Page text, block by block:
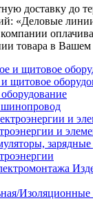
доставку до
«Деловые
товара в Вашем
щитовое
и
зарядные